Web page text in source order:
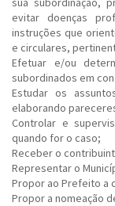
evitar doenças
instruções que
e circulares,
Efetuar e/ou
subordinados em
Estudar os
elaborando
Controlar e
quando for o caso;
Receber o
Representar o
Propor ao Prefeito a
Propor a nomeação